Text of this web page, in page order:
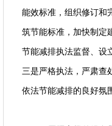
能效标准，组织修订和
筑节能标准，加快制定
节能减排执法监督、设
三是严格执法，严肃查
依法节能减排的良好氛